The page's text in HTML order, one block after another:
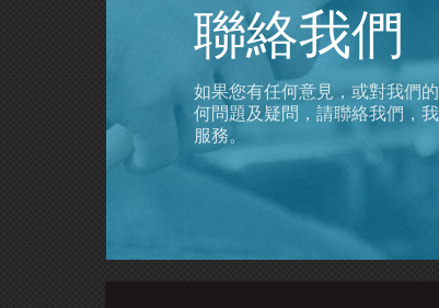
聯絡我們
如果您有任何意見，或對我們
何問題及疑問，請聯絡我們，
服務。